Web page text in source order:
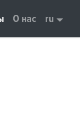
О нас ru